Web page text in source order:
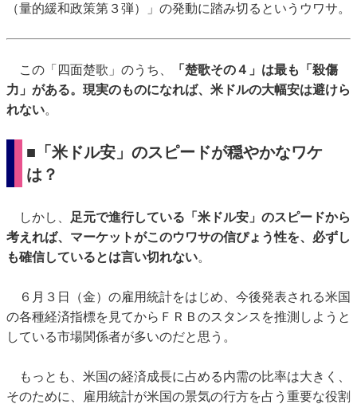
（量的緩和政策第３弾）」の発動に踏み切るというウワサ。
この「四面楚歌」のうち、
「楚歌その４」は最も「殺傷
力」がある。現実のものになれば、米ドルの大幅安は避けら
れない。
■「米ドル安」のスピードが穏やかなワケ
は？
しかし、
足元で進行している「米ドル安」のスピードから
考えれば、マーケットがこのウワサの信ぴょう性を、必ずし
も確信しているとは言い切れない。
６月３日（金）の雇用統計をはじめ、今後発表される米国
の各種経済指標を見てからＦＲＢのスタンスを推測しようと
している市場関係者が多いのだと思う。
もっとも、米国の経済成長に占める内需の比率は大きく、
そのために、雇用統計が米国の景気の行方を占う重要な役割